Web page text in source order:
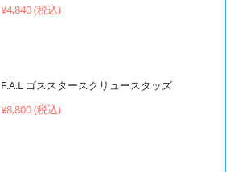
¥4,840 (税込)
F.A.L ゴススタースクリュースタッズ
¥8,800 (税込)